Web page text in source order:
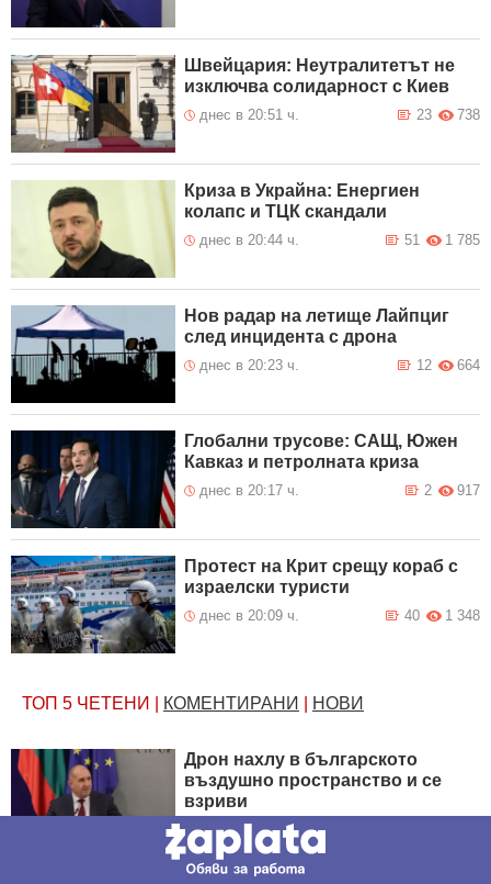
Швейцария: Неутралитетът не
изключва солидарност с Киев
днес в 20:51 ч. 738
23
Криза в Украйна: Енергиен
колапс и ТЦК скандали
днес в 20:44 ч. 1 785
51
Нов радар на летище Лайпциг
след инцидента с дрона
днес в 20:23 ч. 664
12
Глобални трусове: САЩ, Южен
Кавказ и петролната криза
днес в 20:17 ч. 917
2
Протест на Крит срещу кораб с
израелски туристи
днес в 20:09 ч. 1 348
40
ТОП 5 ЧЕТЕНИ КОМЕНТИРАНИ НОВИ
Дрон нахлу в българското
въздушно пространство и се
взриви
днес в 12:26 ч.